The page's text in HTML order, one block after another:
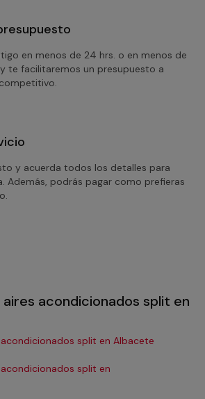
en menos de 24 hrs. o en menos de
te facilitaremos un presupuesto a
y acuerda todos los detalles para
Además, podrás pagar como prefieras
acondicionados split en
split en Albacete
split en